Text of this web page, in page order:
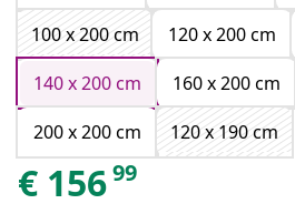
100 x 200 cm
120 x 200 cm
140 x 200 cm
160 x 200 cm
200 x 200 cm
120 x 190 cm
€ 15699